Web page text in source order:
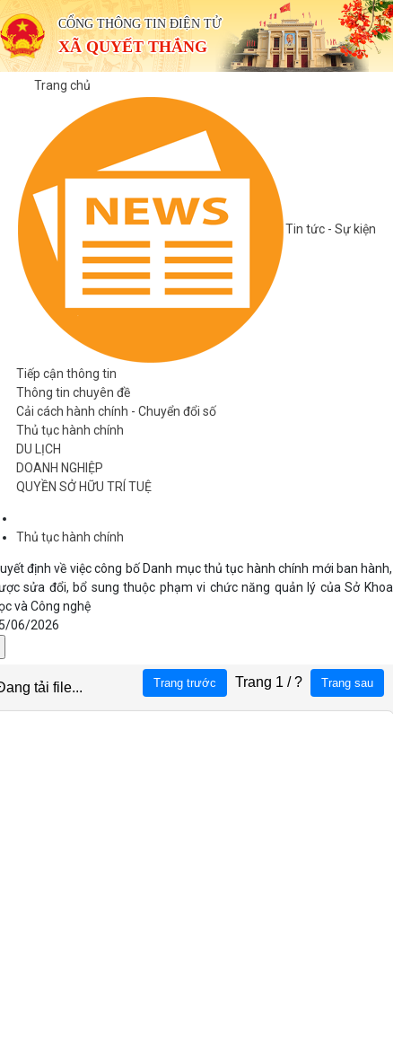
CỔNG THÔNG TIN ĐIỆN TỬ
XÃ QUYẾT THẮNG
Trang chủ
Tin tức - Sự kiện
Tiếp cận thông tin
Thông tin chuyên đề
Cải cách hành chính - Chuyển đổi số
Thủ tục hành chính
DU LỊCH
DOANH NGHIỆP
QUYỀN SỞ HỮU TRÍ TUỆ
Thủ tục hành chính
định về việc công bố Danh mục thủ tục hành chính mới ban hành,
sửa đổi, bổ sung thuộc phạm vi chức năng quản lý của Sở Khoa
và Công nghệ
06/2026